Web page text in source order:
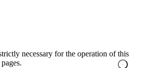
necessary for the operation of this